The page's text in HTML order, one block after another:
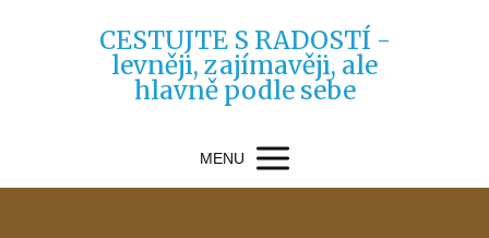
CESTUJTE S RADOSTÍ -
levněji, zajímavěji, ale
hlavně podle sebe
MENU